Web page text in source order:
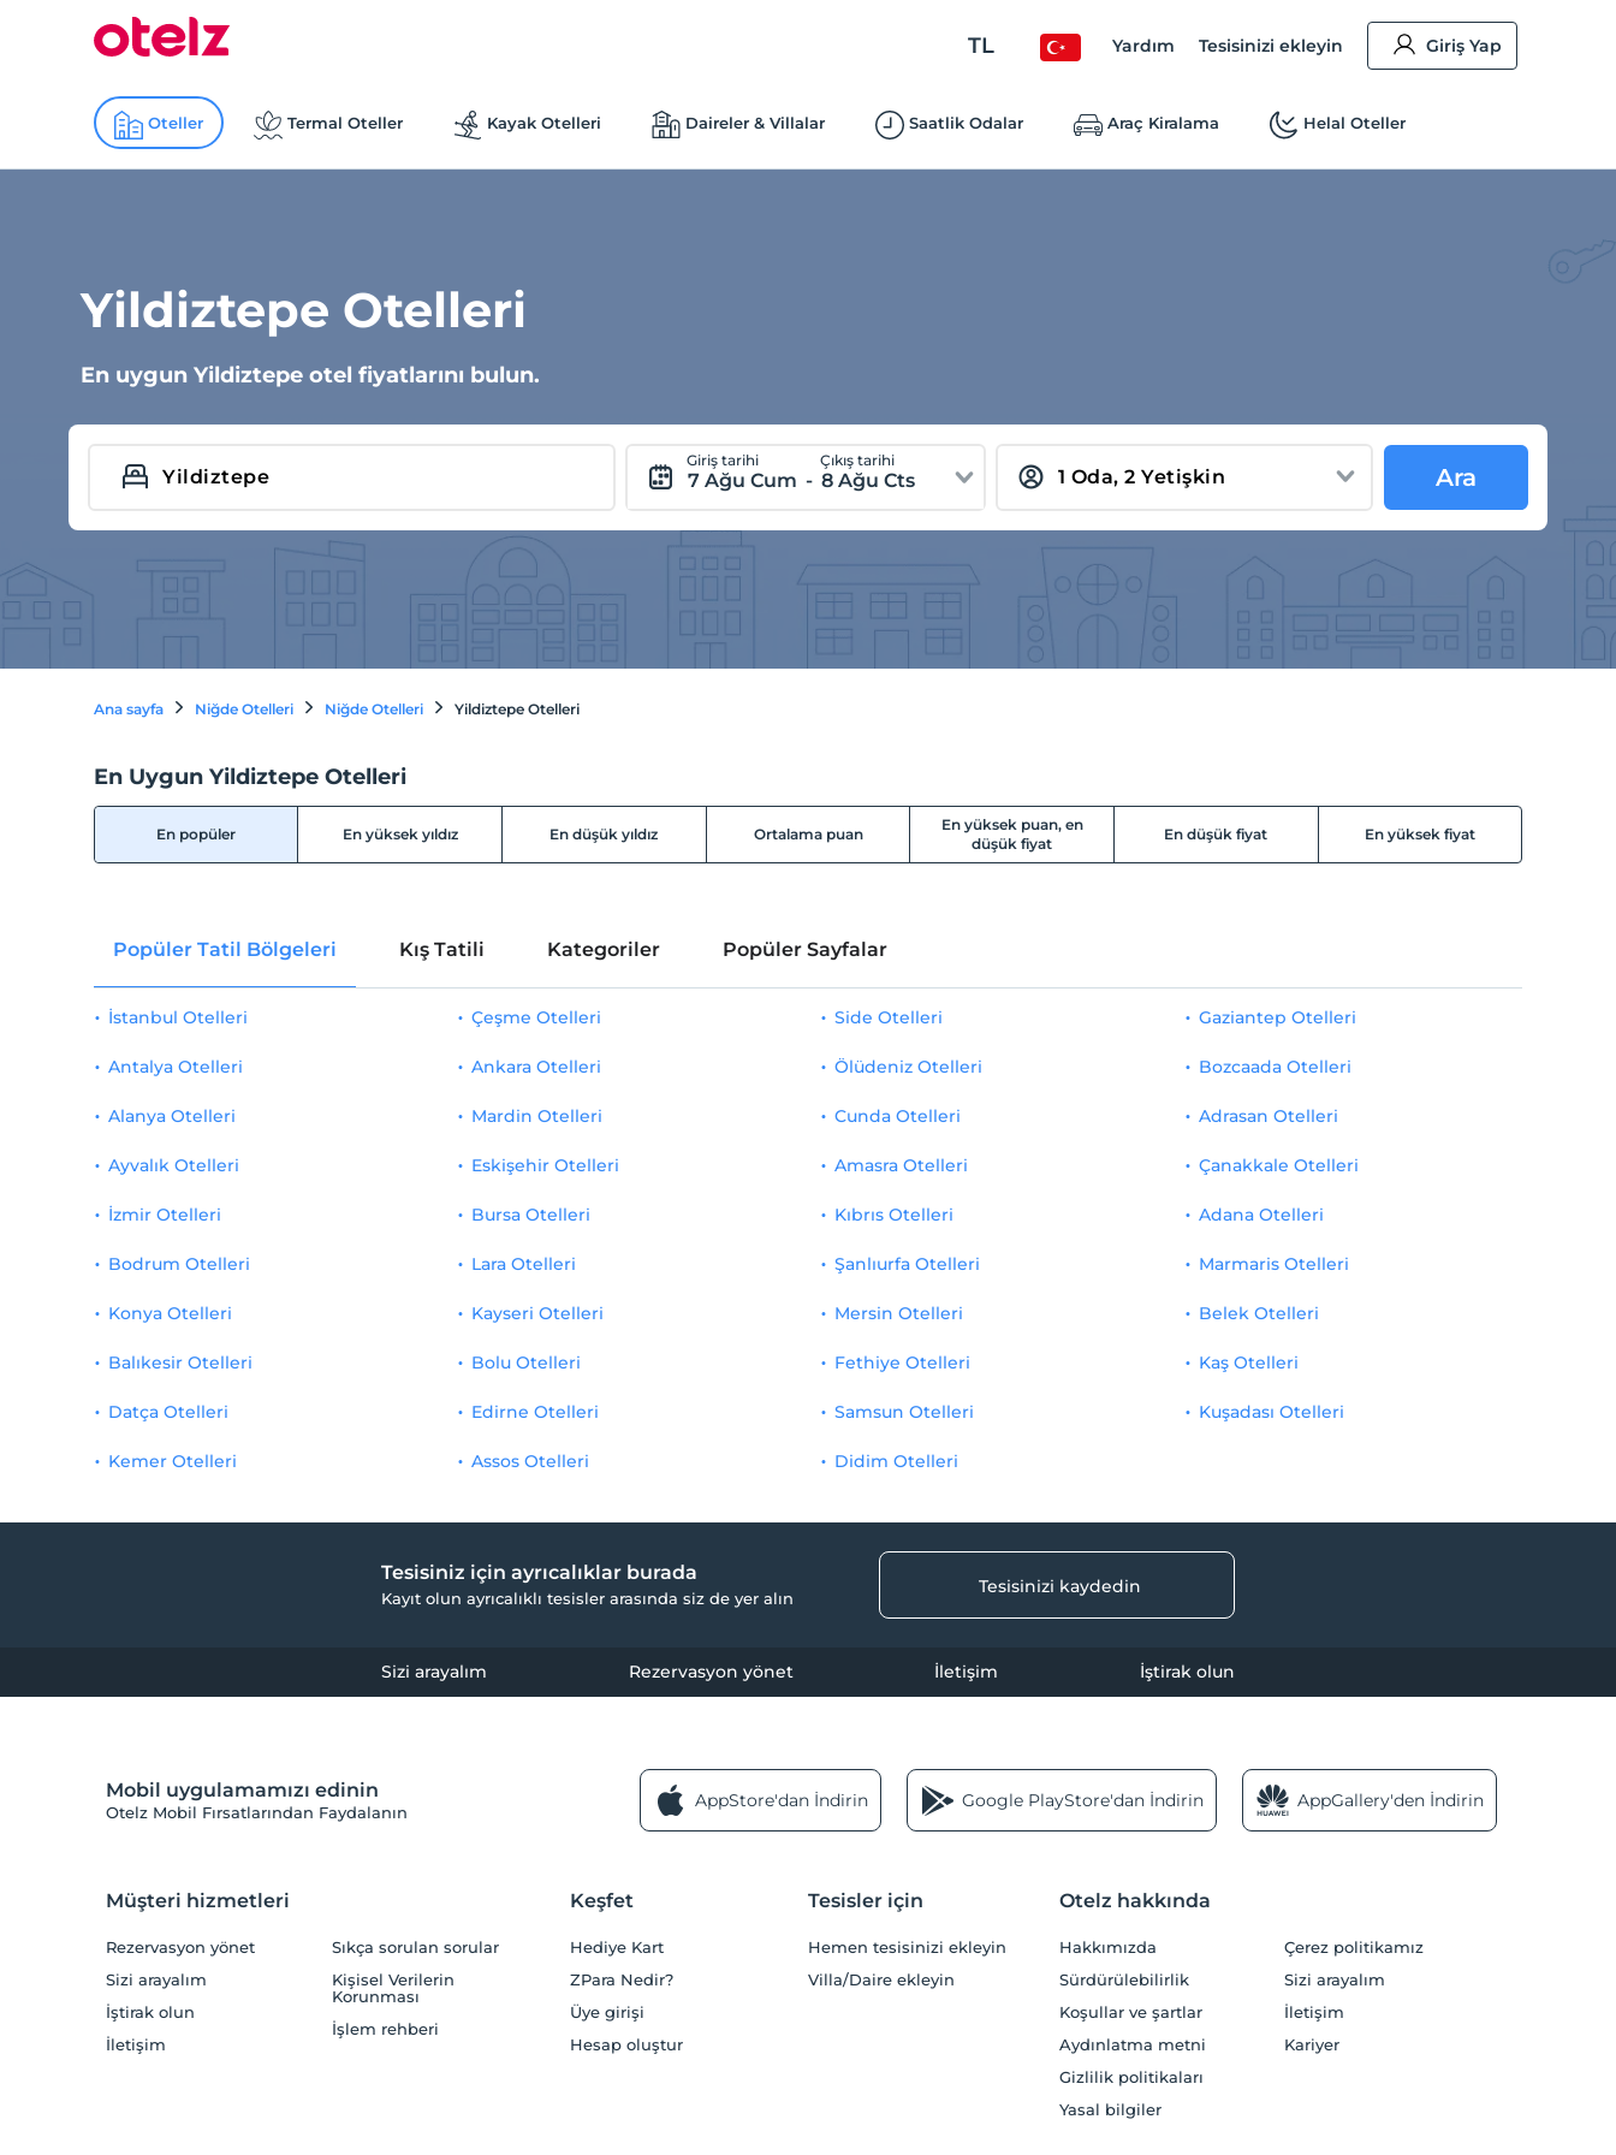
TL Yardım Tesisinizi ekleyin Giriş Yap
Oteller Termal Oteller Kayak Otelleri Daireler & Villalar Saatlik Odalar Araç Kiralama Helal Oteller
Yildiztepe Otelleri
En uygun Yildiztepe otel fiyatlarını bulun.
Giriş tarihi
7 Ağu Cum -
Çıkış tarihi
8 Ağu Cts Ara
Ana sayfa Niğde Otelleri Niğde Otelleri Yildiztepe Otelleri
En Uygun Yildiztepe Otelleri
En popüler En yüksek yıldız En düşük yıldız Ortalama puan
En yüksek puan, en
düşük fiyat
En düşük fiyat En yüksek fiyat
Popüler Tatil Bölgeleri Kış Tatili Kategoriler Popüler Sayfalar
İstanbul Otelleri
Antalya Otelleri
Alanya Otelleri
Ayvalık Otelleri
İzmir Otelleri
Çeşme Otelleri
Ankara Otelleri
Mardin Otelleri
Eskişehir Otelleri
Bursa Otelleri
Side Otelleri
Ölüdeniz Otelleri
Cunda Otelleri
Amasra Otelleri
Kıbrıs Otelleri
Gaziantep Otelleri
Bozcaada Otelleri
Adrasan Otelleri
Çanakkale Otelleri
Adana Otelleri
Bodrum Otelleri
Konya Otelleri
Balıkesir Otelleri
Datça Otelleri
Kemer Otelleri
Lara Otelleri
Kayseri Otelleri
Bolu Otelleri
Edirne Otelleri
Assos Otelleri
Şanlıurfa Otelleri
Mersin Otelleri
Fethiye Otelleri
Samsun Otelleri
Didim Otelleri
Marmaris Otelleri
Belek Otelleri
Kaş Otelleri
Kuşadası Otelleri
Tesisiniz için ayrıcalıklar burada
Kayıt olun ayrıcalıklı tesisler arasında siz de yer alın
Tesisinizi kaydedin
Sizi arayalım Rezervasyon yönet İletişim İştirak olun
Mobil uygulamamızı edinin
Otelz Mobil Fırsatlarından Faydalanın
AppStore'dan İndirin Google PlayStore'dan İndirin AppGallery'den İndirin
Müşteri hizmetleri
Rezervasyon yönet
Sizi arayalım
İştirak olun
İletişim
Sıkça sorulan sorular
Kişisel Verilerin
Korunması
İşlem rehberi
Keşfet
Hediye Kart
ZPara Nedir?
Üye girişi
Hesap oluştur
Tesisler için
Hemen tesisinizi ekleyin
Villa/Daire ekleyin
Otelz hakkında
Hakkımızda
Sürdürülebilirlik
Koşullar ve şartlar
Aydınlatma metni
Gizlilik politikaları
Yasal bilgiler
Çerez politikamız
Sizi arayalım
İletişim
Kariyer